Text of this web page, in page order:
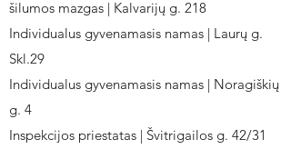
šilumos mazgas | Kalvarijų g. 218
Individualus gyvenamasis namas | Laurų g.
Skl.29
Individualus gyvenamasis namas | Noragiškių
g. 4
Inspekcijos priestatas | Švitrigailos g. 42/31